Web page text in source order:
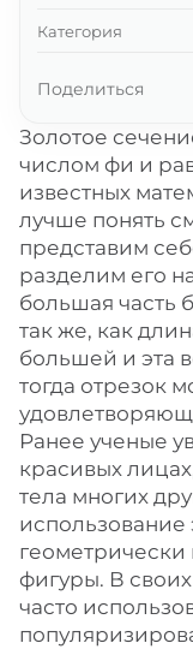
Золотое
числом фи и
известных
лучше понять
представим
разделим его
большая часть
так же, как
большей и эта
тогда отрезок
Ранее ученые
красивых
тела многих
использование
фигуры. В
часто
Категория
Поделиться